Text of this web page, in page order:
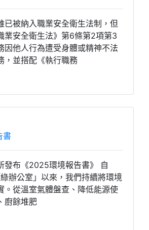
已被納入職業安全衛生法制，但
業安全衛生法》第6條第2項第3
因他人行為遭受身體或精神不法
，並搭配《執行職務
書
發布《2025環境報告書》 自
辦公室」以來，我們持續將環境
。從溫室氣體盤查、降低能源使
廚餘堆肥